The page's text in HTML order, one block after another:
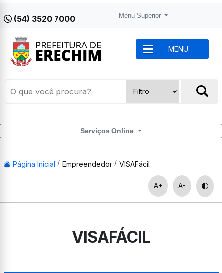
(54) 3520 7000 Menu Superior
MENU
Serviços Online
Página Inicial Empreendedor VISAFácil
A+ A-
VISAFÁCIL